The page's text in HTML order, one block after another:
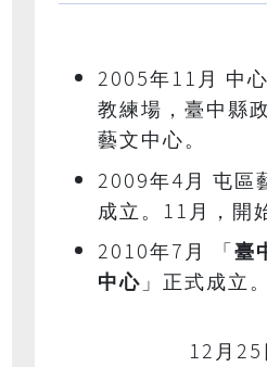
2005年11 月 中
教練場，臺中縣
藝文中心。
2009年4 月 屯區
成立。 11 月，開
2010年7 月 「臺
中心 」正式成立。
12 月 25